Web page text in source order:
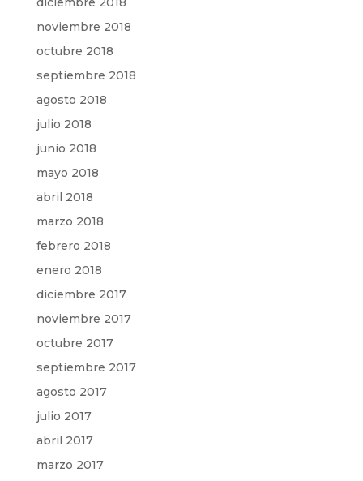
noviembre 2018
octubre 2018
septiembre 2018
agosto 2018
julio 2018
junio 2018
mayo 2018
abril 2018
marzo 2018
febrero 2018
enero 2018
diciembre 2017
noviembre 2017
octubre 2017
septiembre 2017
agosto 2017
julio 2017
abril 2017
marzo 2017